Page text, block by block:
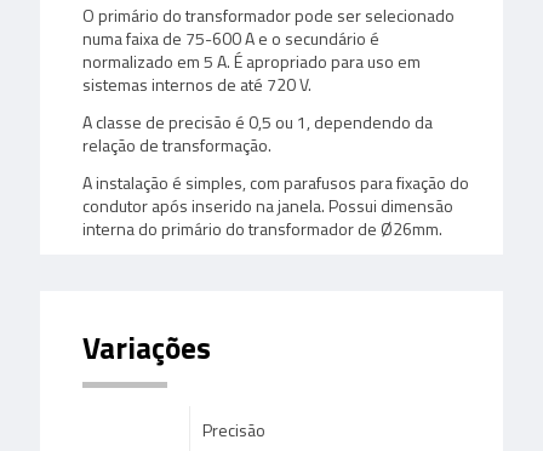
O primário do transformador pode ser selecionado
numa faixa de 75-600 A e o secundário é
normalizado em 5 A. É apropriado para uso em
sistemas internos de até 720 V.
A classe de precisão é 0,5 ou 1, dependendo da
relação de transformação.
A instalação é simples, com parafusos para fixação do
condutor após inserido na janela. Possui dimensão
interna do primário do transformador de Ø26mm.
Variações
Precisão